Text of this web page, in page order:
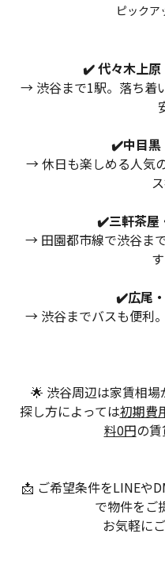
スタッフ紹介
ピックア
✔️ 代々木上原
→ 渋谷まで1駅。落ち着
✔️中目黒
→ 休日も楽しめる人気
✔️三軒茶屋
→ 田園都市線で渋谷ま
✔️広尾
→ 渋谷までバスも便利
🌟 渋谷周辺は家賃相場
探し方によっては初期費
料0円の賃
📩 ご希望条件をLINEや
で物件をご
お気軽に